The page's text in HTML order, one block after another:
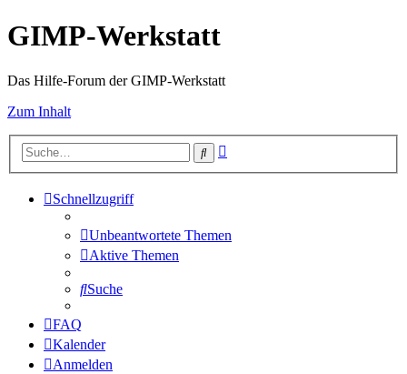
GIMP-Werkstatt
Das Hilfe-Forum der GIMP-Werkstatt
Zum Inhalt
Suche
Schnellzugriff
Unbeantwortete Themen
Aktive Themen
Suche
FAQ
Kalender
Anmelden